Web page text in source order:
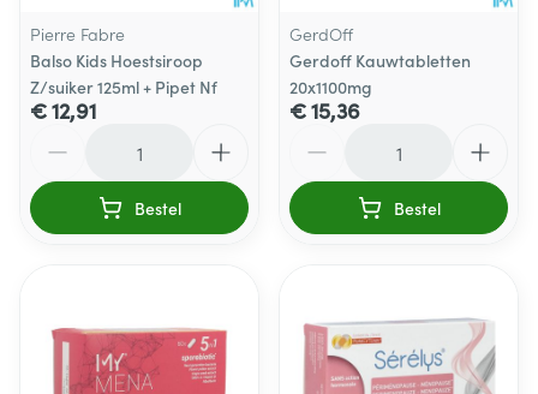
Pierre Fabre
Balso Kids Hoestsiroop
Z/suiker 125ml + Pipet Nf
€ 12,91
Bestel
GerdOff
Gerdoff Kauwtabletten
20x1100mg
€ 15,36
Bestel